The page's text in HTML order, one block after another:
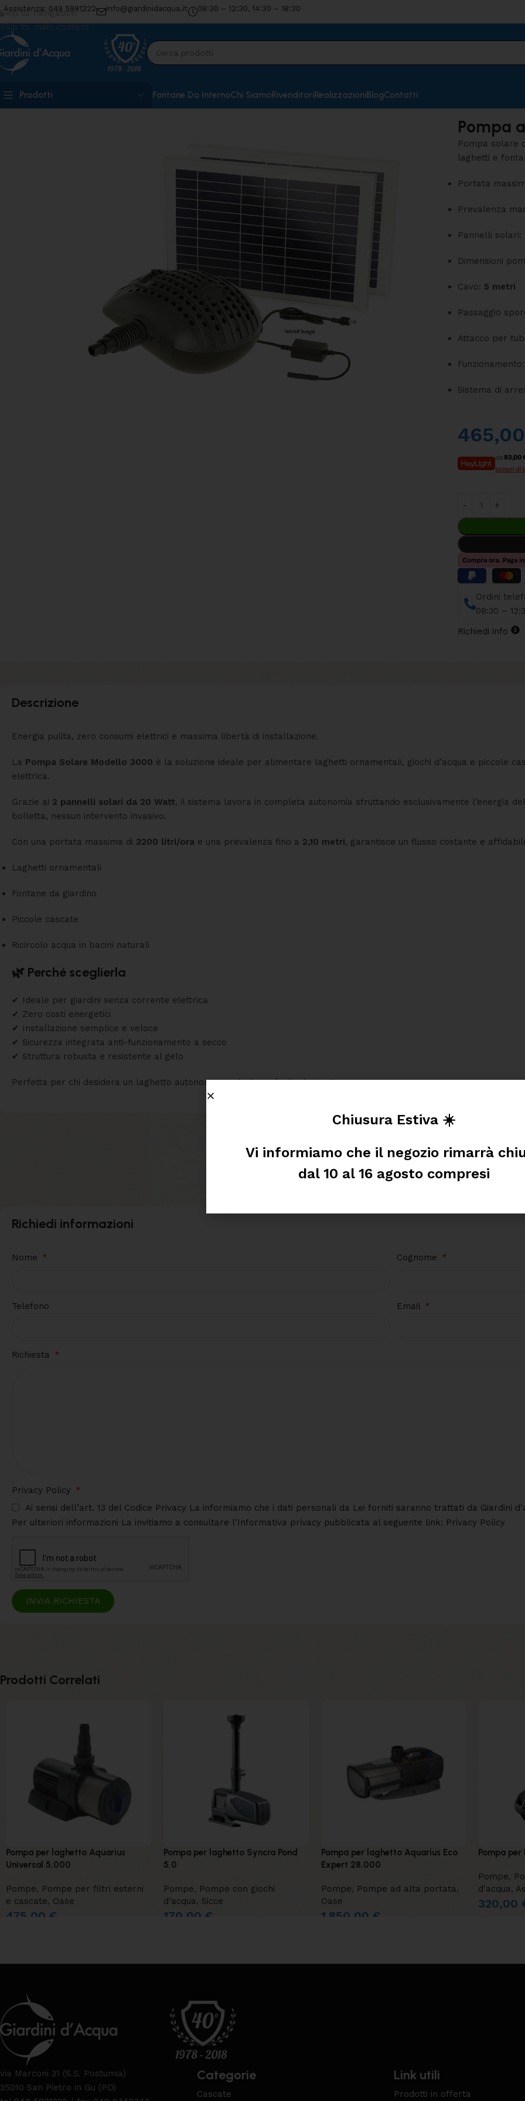
Skip to navigation
Skip to main content
Assistenza: 049 5991222 info@giardinidacqua.it 08:30 – 12:30, 14:30 – 18:30
Prodotti Fontane Da InternoChi SiamoRivenditoriRealizzazioniBlogContatti
Pompa
Pompa solare
laghetti e
Portata
Prevalenza
Pannelli solari:
Dimensioni
Cavo: 5 metri
Passaggio
Attacco per
Sistema di
da93,00
scopri di
Ordini
08:30 –
Richiedi info
Descrizione
Energia pulita, zero consumi elettrici e massima libertà di installazione.
La Pompa Solare Modello 3000 è la soluzione ideale per alimentare laghetti ornamentali, giochi d’acqua e piccole
elettrica.
Grazie ai 2 pannelli solari da 20 Watt, il sistema lavora in completa autonomia sfruttando esclusivamente l’energia
bolletta, nessun intervento invasivo.
Con una portata massima di 3200 litri/ora e una prevalenza fino a 2,10 metri, garantisce un flusso costante e
Laghetti ornamentali
Fontane da giardino
Piccole cascate
Ricircolo acqua in bacini naturali
🌿 Perché sceglierla
✔ Ideale per giardini senza corrente elettrica
✔ Zero costi energetici
✔ Installazione semplice e veloce
✔ Sicurezza integrata anti-funzionamento a secco
✔ Struttura robusta e resistente al gelo
Perfetta per chi desidera un laghetto autonomo, ecologico e facile da gestire.
Richiedi informazioni
Nome Cognome
Telefono Email
Richiesta
Privacy Policy
Ai sensi dell’art. 13 del Codice Privacy La informiamo che i dati personali da Lei forniti saranno trattati da Giardini
Per ulteriori informazioni La invitiamo a consultare l’Informativa privacy pubblicata al seguente link: Privacy Policy
INVIA RICHIESTA
Prodotti Correlati
Pompa per laghetto Aquarius
Universal 5.000
Pompe, Pompe per filtri esterni
e cascate, Oase
475,00 €
Pompa per laghetto Syncra Pond
5.0
Pompe, Pompe con giochi
d'acqua, Sicce
170,00 €
Pompa per laghetto Aquarius Eco
Expert 28.000
Pompe, Pompe ad alta portata,
Oase
1.850,00 €
Pompa
Pompe,
d'acqua,
320,00
via Marconi 31 (S.S. Postumia)
35010 San Pietro in Gu (PD)
Categorie
Cascate
Link utili
Prodotti in offerta
Chiusura Estiva ☀️
Vi informiamo che il negozio rimarrà
dal 10 al 16 agosto compresi